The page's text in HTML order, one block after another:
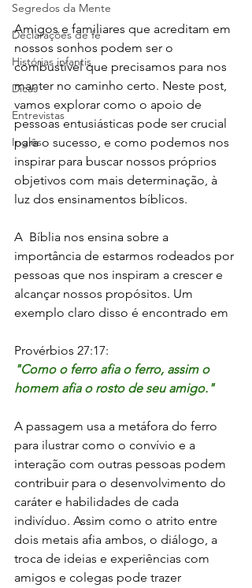
Segredos da Mente
Declarações de fé
Histórias infantis
Dicas
Entrevistas
Inglês
Amigos e familiares que acreditam em
nossos sonhos podem ser o
combustível que precisamos para nos
manter no caminho certo. Neste post,
vamos explorar como o apoio de
pessoas entusiásticas pode ser crucial
para o sucesso, e como podemos nos
inspirar para buscar nossos próprios
objetivos com mais determinação, à
luz dos ensinamentos bíblicos.
A  Bíblia nos ensina sobre a
importância de estarmos rodeados por
pessoas que nos inspiram a crescer e
alcançar nossos propósitos. Um
exemplo claro disso é encontrado em
Provérbios 27:17:
"Como o ferro afia o ferro, assim o
homem afia o rosto de seu amigo."
A passagem usa a metáfora do ferro
para ilustrar como o convívio e a
interação com outras pessoas podem
contribuir para o desenvolvimento do
caráter e habilidades de cada
indivíduo. Assim como o atrito entre
dois metais afia ambos, o diálogo, a
troca de ideias e experiências com
amigos e colegas pode trazer